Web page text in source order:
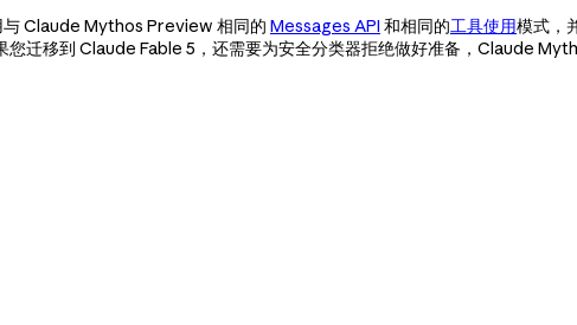
Claude Mythos Preview 相同的 Messages API 和相同的工具使用模式，
您迁移到 Claude Fable 5，还需要为安全分类器拒绝做好准备，Claude